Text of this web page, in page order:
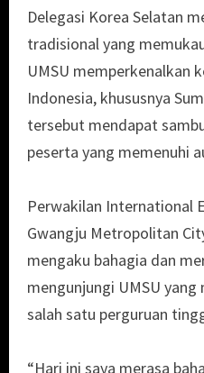
Delegasi Korea Selatan
tradisional yang
UMSU memperkenalkan
Indonesia, khususnya
tersebut mendapat
peserta yang memenuhi
Perwakilan International
Gwangju Metropolitan
mengaku bahagia dan
mengunjungi UMSU
salah satu perguruan
“Hari ini saya merasa